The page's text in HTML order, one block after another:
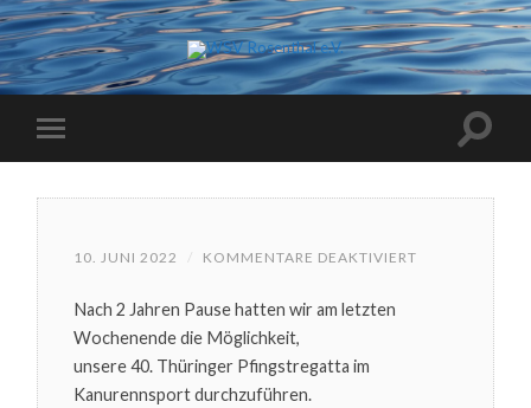
10. JUNI 2022 / KOMMENTARE DEAKTIVIERT
RÜCKBLICK
RENNSPORT
Nach 2 Jahren Pause hatten wir am letzten
Wochenende die Möglichkeit,
unsere 40. Thüringer Pfingstregatta im
Kanurennsport durchzuführen.